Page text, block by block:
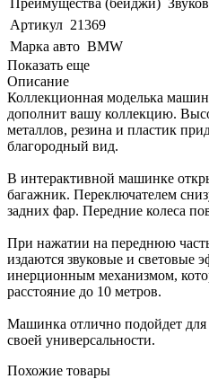
Артикул 21369
Марка авто BMW
Показать еще
Описание
Коллекционная моделька
дополнит вашу коллекцию.
металлов, резина и пластик
благородный вид.
В интерактивной машинке
багажник. Переключателем
задних фар. Передние колеса
При нажатии на переднюю
издаются звуковые и световые
инерционным механизмом,
расстояние до 10 метров.
Машинка отлично подойдет для
своей универсальности.
Похожие товары